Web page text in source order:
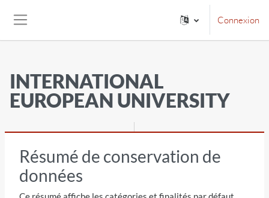
Connexion
INTERNATIONAL
EUROPEAN UNIVERSITY
Résumé de conservation de
données